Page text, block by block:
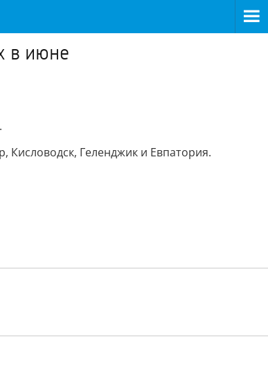
в июне
Кисловодск, Геленджик и Евпатория.